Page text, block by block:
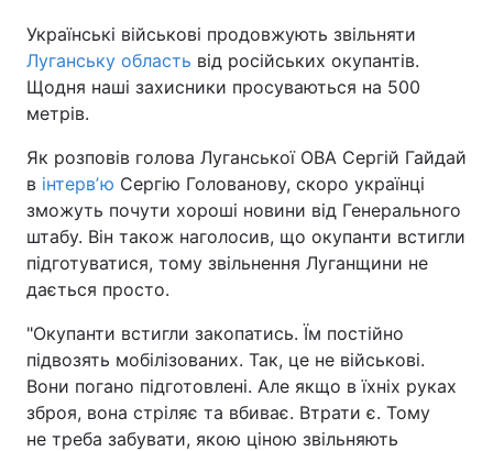
Головна Війна
Україна Політика
Спорт Наука
Техно і зв'язок Лайт
Зброя
Здоров'я Туризм
Цікавинки Погода
Екологія
Українські військові продовжують звільняти
Луганську область від російських окупантів.
Щодня наші захисники просуваються на 500
метрів.
Як розповів голова Луганської ОВА Сергій Гайдай
в інтервʼю Сергію Голованову, скоро українці
зможуть почути хороші новини від Генерального
штабу. Він також наголосив, що окупанти встигли
підготуватися, тому звільнення Луганщини не
дається просто.
"Окупанти встигли закопатись. Їм постійно
підвозять мобілізованих. Так, це не військові.
Вони погано підготовлені. Але якщо в їхніх руках
зброя, вона стріляє та вбиває. Втрати є. Тому
не треба забувати, якою ціною звільняють